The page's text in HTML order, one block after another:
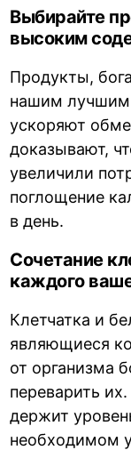
Выбирайте
высоким
Продукты,
нашим лучшим
ускоряют
доказывают,
увеличили
поглощение
в день.
Сочетание
каждого
Клетчатка и
являющиеся
от организма
переварить
держит
необходимом